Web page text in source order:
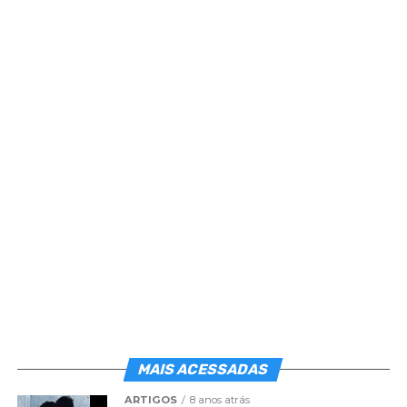
MAIS ACESSADAS
ARTIGOS 8 anos atrás